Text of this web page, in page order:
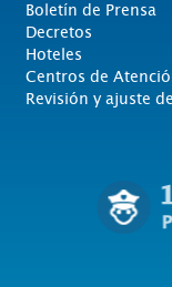
Boletín de Prensa
Decretos
Hoteles
Centros de
Revisión y ajuste